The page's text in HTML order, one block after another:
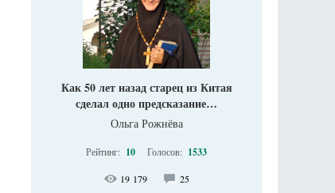
Как 50 лет назад старец из Китая
сделал одно предсказание…
Ольга Рожнёва
Рейтинг: 10 Голосов: 1533
19 179 25